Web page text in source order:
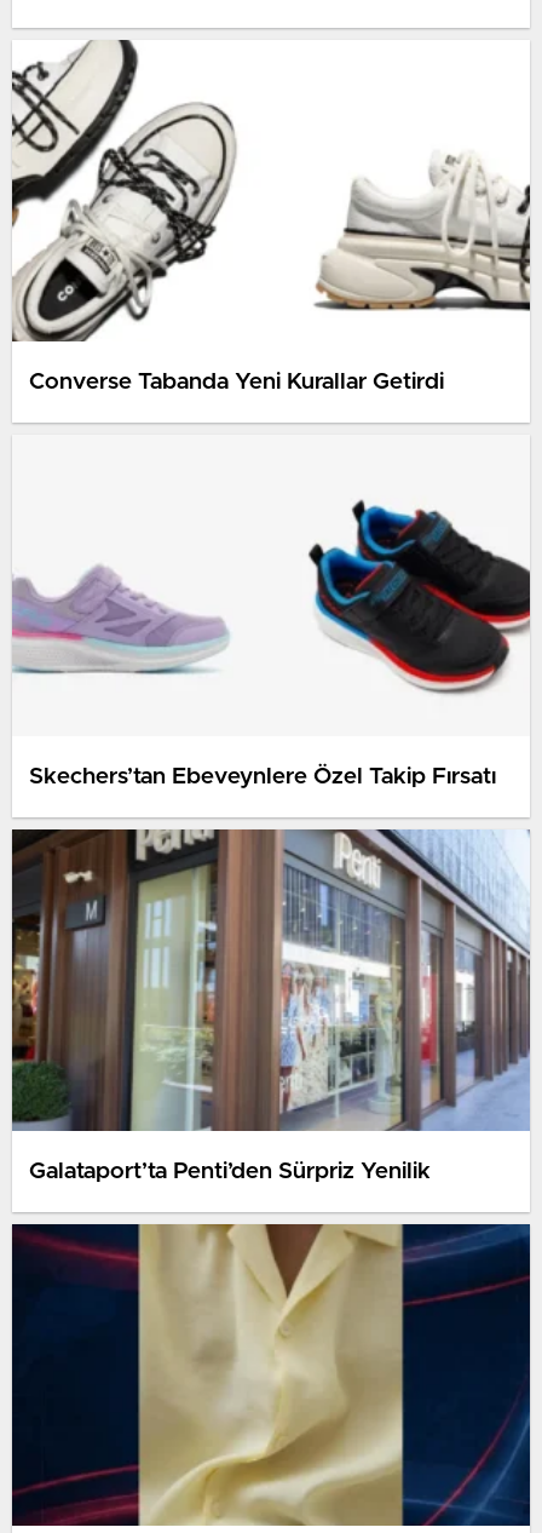
Converse Tabanda Yeni Kurallar Getirdi
Skechers’tan Ebeveynlere Özel Takip Fırsatı
Galataport’ta Penti’den Sürpriz Yenilik